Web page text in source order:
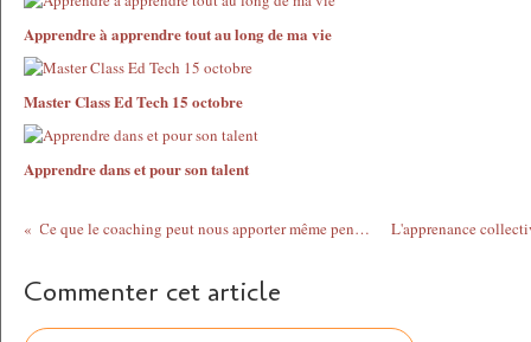
Apprendre à apprendre tout au long de ma vie
Master Class Ed Tech 15 octobre
Apprendre dans et pour son talent
Ce que le coaching peut nous apporter même pendant les vacances
Commenter cet article